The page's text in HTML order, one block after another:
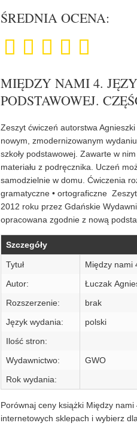
ŚREDNIA OCENA:
MIĘDZY NAMI 4.
PODSTAWOWEJ.
Zeszyt ćwiczeń autorstwa
nowym, zmodernizowanym
szkoły podstawowej. Zawarte w
materiału z podręcznika. Uczeń
samodzielnie w domu. Ćwiczenia
gramatyczne • ortograficzne
2012 roku przez Gdańskie
opracowana zgodnie z nową
Szczegóły
Tytuł
Między nami
Autor:
Łuczak
Rozszerzenie:
brak
Język wydania:
polski
Ilość stron:
Wydawnictwo:
GWO
Rok wydania:
Porównaj ceny książki Między
internetowych sklepach i wybierz